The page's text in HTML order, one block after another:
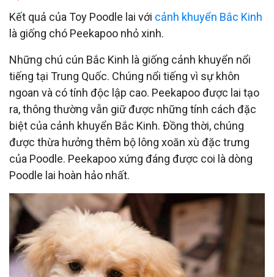
Kết quả của Toy Poodle lai với cảnh khuyển Bắc Kinh
là giống chó Peekapoo nhỏ xinh.
Những chú cún Bắc Kinh là giống cảnh khuyển nổi
tiếng tại Trung Quốc. Chúng nổi tiếng vì sự khôn
ngoan và có tính độc lập cao. Peekapoo được lai tạo
ra, thông thường vẫn giữ được những tính cách đặc
biệt của cảnh khuyển Bắc Kinh. Đồng thời, chúng
được thừa hưởng thêm bộ lông xoăn xù đặc trưng
của Poodle. Peekapoo xứng đáng được coi là dòng
Poodle lai hoàn hảo nhất.